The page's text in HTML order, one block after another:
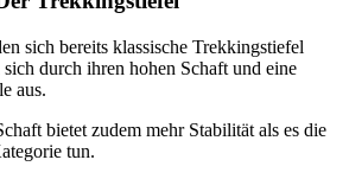
sich bereits klassische Trekkingstiefel
durch ihren hohen Schaft und eine
aus.
bietet zudem mehr Stabilität als es die
tun.